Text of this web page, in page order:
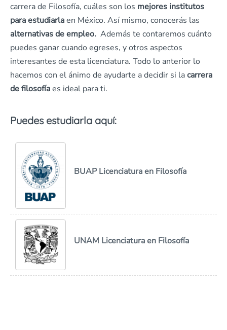
carrera de Filosofía, cuáles son los mejores institutos
para estudiarlaen México. Así mismo, conocerás las
alternativas de empleo. Además te contaremos cuánto
puedes ganar cuando egreses, y otros aspectos
interesantes de esta licenciatura. Todo lo anterior lo
hacemos con el ánimo de ayudarte a decidir si lacarrera
de filosofíaes ideal para ti.
Puedes estudiarla aquí:
BUAP Licenciatura en Filosofía
UNAM Licenciatura en Filosofía